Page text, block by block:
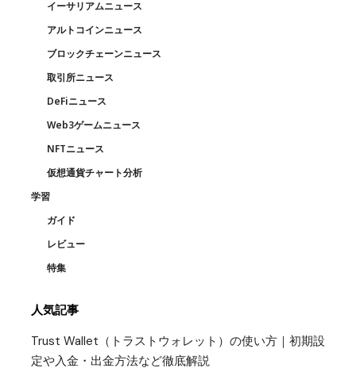
イーサリアムニュース
アルトコインニュース
ブロックチェーンニュース
取引所ニュース
DeFiニュース
Web3ゲームニュース
NFTニュース
仮想通貨チャート分析
学習
ガイド
レビュー
特集
人気記事
Trust Wallet（トラストウォレット）の使い方｜初期設
定や入金・出金方法など徹底解説